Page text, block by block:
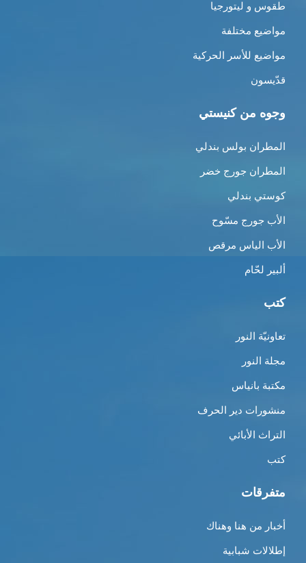
طقوس و ليتورجيا
مواضيع مختلفة
مواضيع للأسر الحركية
قدّيسون
وجوه من كنيستي
المطران بولس بندلي
المطران جورج خضر
كوستي بندلي
الأب جورج مسّوح
الأب الياس مرقص
ألبير لحّام
كتب
تعاونيّة النور
مجلة النور
مكتبة بانياس
منشورات دير الحرف
التراث الأبائي
كتب
متفرقات
أخبار من هنا وهناك
إطلالات شبابية